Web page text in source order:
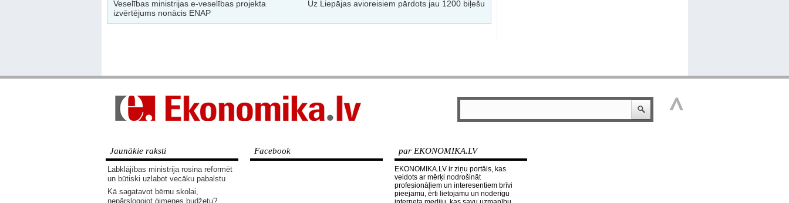
Veselības ministrijas e-veselības projekta
izvērtējums nonācis ENAP
Uz Liepājas avioreisiem pārdots jau 1200 biļešu
Jaunākie raksti
Labklājības ministrija rosina reformēt
un būtiski uzlabot vecāku pabalstu
Kā sagatavot bērnu skolai,
nepārslogojot ģimenes budžetu?
Facebook par EKONOMIKA.LV
EKONOMIKA.LV ir ziņu portāls, kas
veidots ar mērķi nodrošināt
profesionāļiem un interesentiem brīvi
pieejamu, ērti lietojamu un noderīgu